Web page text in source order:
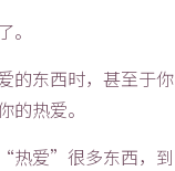
的东西时，甚至于你
热爱。
热爱”很多东西，到